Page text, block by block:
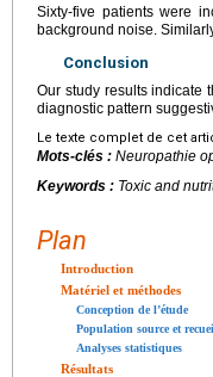
Sixty-five patients were
background noise.
Conclusion
Our study results indicate
diagnostic pattern
Le texte complet de cet
Mots-clés : Neuropathie
Keywords : Toxic and
Plan
Introduction
Matériel et méthodes
Conception de l’étude
Population source et
Analyses statistiques
Résultats